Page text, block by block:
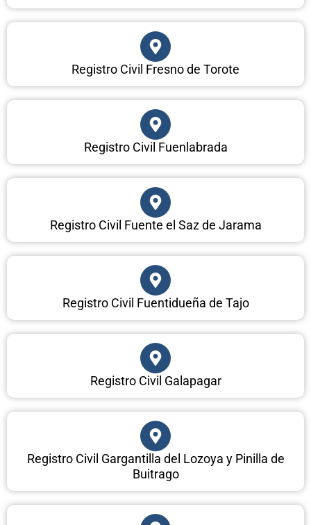
Registro Civil Fresno de Torote
Registro Civil Fuenlabrada
Registro Civil Fuente el Saz de Jarama
Registro Civil Fuentidueña de Tajo
Registro Civil Galapagar
Registro Civil Gargantilla del Lozoya y Pinilla de
Buitrago